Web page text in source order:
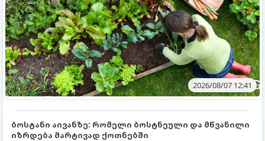
2026/08/07 12:41
ბოსტანი აივანზე: რომელი ბოსტნეული და მწვანილი
იზრდება მარტივად ქოთნებში